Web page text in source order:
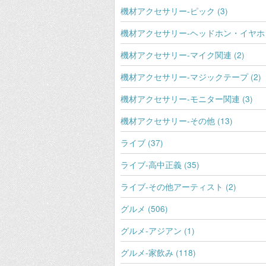
機材アクセサリー-ピック (3)
機材アクセサリー-ヘッドホン・イヤ
機材アクセサリー-マイク関連 (2)
機材アクセサリー-マジックテープ (2)
機材アクセサリー-モニター関連 (3)
機材アクセサリー-その他 (13)
ライブ (37)
ライブ-高中正義 (35)
ライブ-その他アーティスト (2)
グルメ (506)
グルメ-アジアン (1)
グルメ-家飲み (118)